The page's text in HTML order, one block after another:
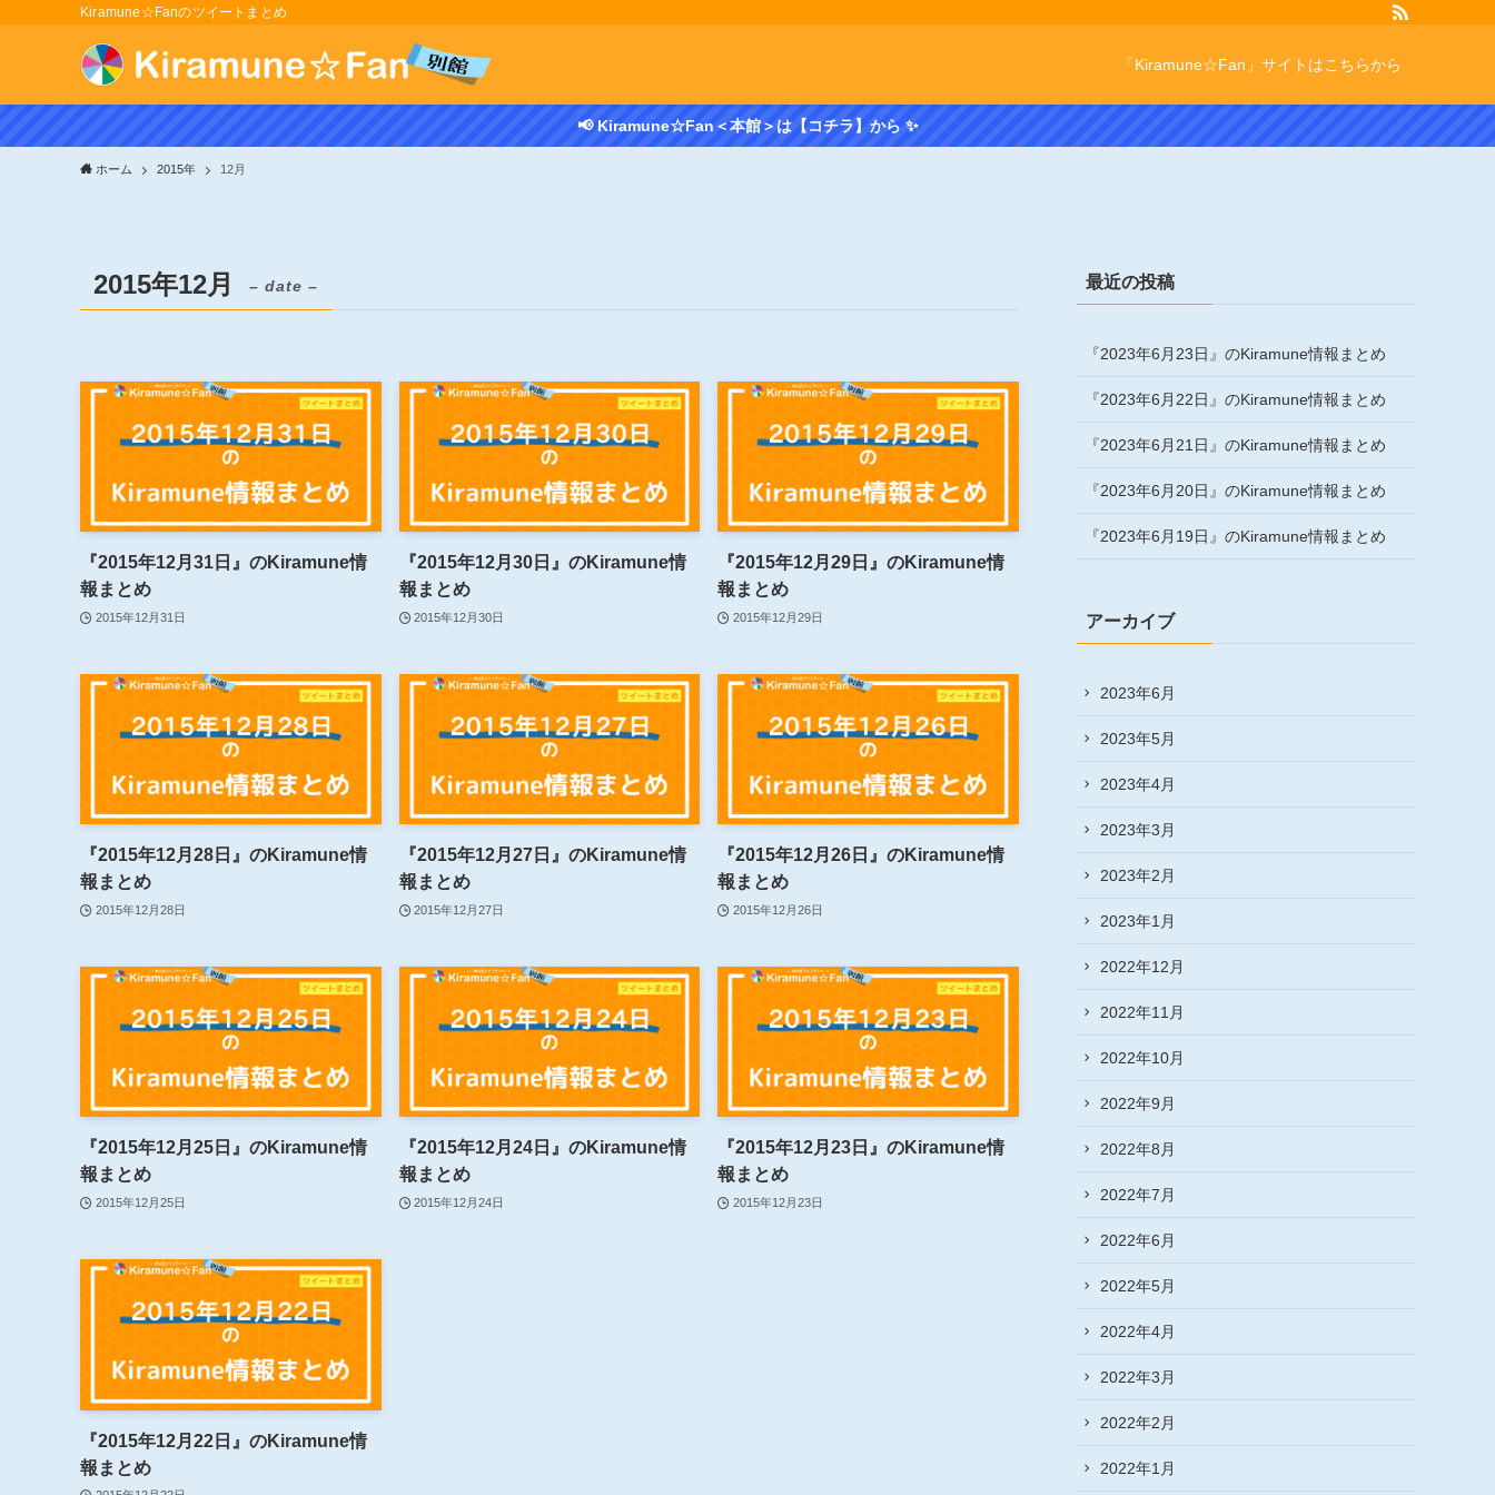
Kiramune☆Fanのツイートまとめ
「Kiramune☆Fan」サイトはこちらから
📢 Kiramune☆Fan＜本館＞は【コチラ】から ✨
ホーム 2015年 12月
2015年12月 – date –
『2015年12月31日』のKiramune情
報まとめ
2015年12月31日
『2015年12月30日』のKiramune情
報まとめ
2015年12月30日
『2015年12月29日』のKiramune情
報まとめ
2015年12月29日
『2015年12月28日』のKiramune情
報まとめ
2015年12月28日
『2015年12月27日』のKiramune情
報まとめ
2015年12月27日
『2015年12月26日』のKiramune情
報まとめ
2015年12月26日
『2015年12月25日』のKiramune情
報まとめ
2015年12月25日
『2015年12月24日』のKiramune情
報まとめ
2015年12月24日
『2015年12月23日』のKiramune情
報まとめ
2015年12月23日
『2015年12月22日』のKiramune情
報まとめ
最近の投稿
『2023年6月23日』のKiramune情報まとめ
『2023年6月22日』のKiramune情報まとめ
『2023年6月21日』のKiramune情報まとめ
『2023年6月20日』のKiramune情報まとめ
『2023年6月19日』のKiramune情報まとめ
アーカイブ
2023年6月
2023年5月
2023年4月
2023年3月
2023年2月
2023年1月
2022年12月
2022年11月
2022年10月
2022年9月
2022年8月
2022年7月
2022年6月
2022年5月
2022年4月
2022年3月
2022年2月
2022年1月